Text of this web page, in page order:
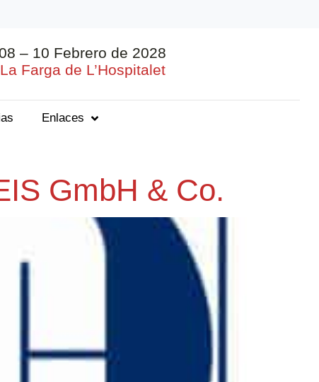
– 10 Febrero de 2028
La Farga de L’Hospitalet
Enlaces
GmbH & Co.